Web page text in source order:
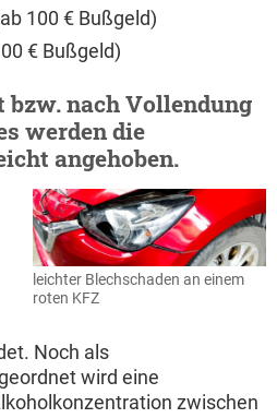
100 € Bußgeld)
€ Bußgeld)
bzw. nach Vollendung
werden die
angehoben.
leichter Blechschaden an einem
roten KFZ
Noch als
wird eine
zwischen